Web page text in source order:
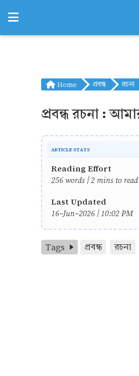
Home প্রবন্ধ রচনা
প্রবন্ধ রচনা :
ARTICLE STATS
Reading Effort
256 words | 2 mins to read
Last Updated
16-Jun-2026 | 10:02 PM
Tags প্রবন্ধ রচনা